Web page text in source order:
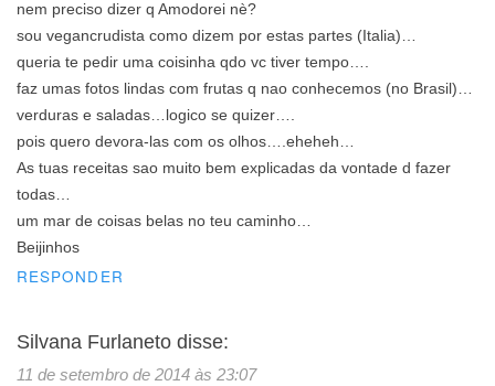
nem preciso dizer q Amodorei nè?
sou vegancrudista como dizem por estas partes (Italia)…
queria te pedir uma coisinha qdo vc tiver tempo….
faz umas fotos lindas com frutas q nao conhecemos (no Brasil)…
verduras e saladas…logico se quizer….
pois quero devora-las com os olhos….eheheh…
As tuas receitas sao muito bem explicadas da vontade d fazer
todas…
um mar de coisas belas no teu caminho…
Beijinhos
RESPONDER
Silvana Furlaneto disse:
11 de setembro de 2014 às 23:07